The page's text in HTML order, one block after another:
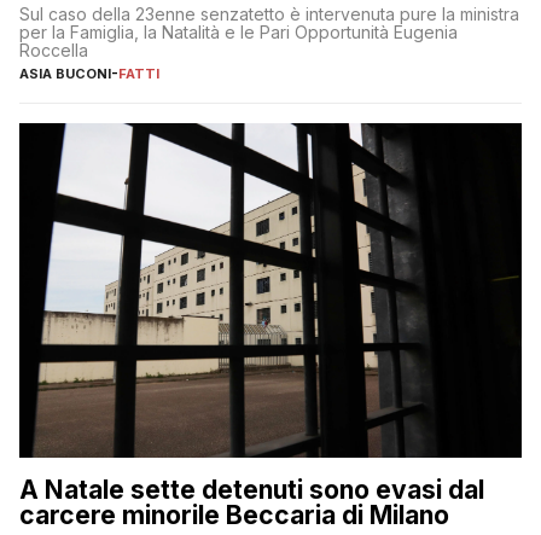
Sul caso della 23enne senzatetto è intervenuta pure la ministra
per la Famiglia, la Natalità e le Pari Opportunità Eugenia
Roccella
ASIA BUCONI-FATTI
A Natale sette detenuti sono evasi dal
carcere minorile Beccaria di Milano